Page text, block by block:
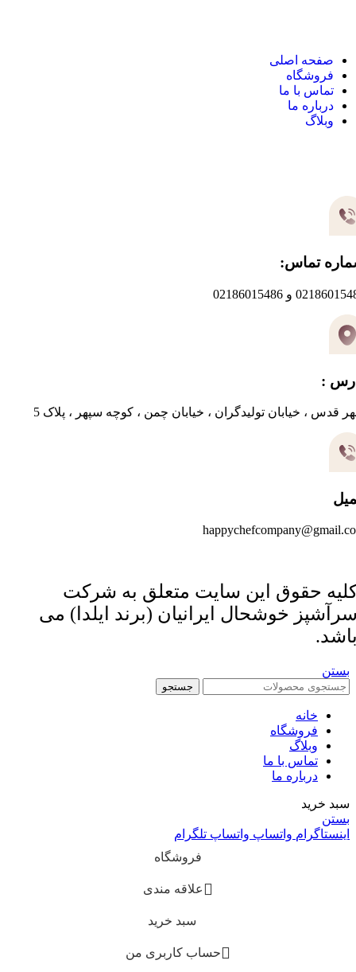
صفحه اصلی
فروشگاه
تماس با ما
درباره ما
وبلاگ
تماس:
و 02186015486
:
قدس ، خیابان تولیدگران ، خیابان چمن ، کوچه سپهر ، پلاک 5
حقوق این سایت متعلق به شرکت
خوشحال ایرانیان (برند ایلدا) می
بستن
جستجو
خانه
فروشگاه
وبلاگ
تماس با ما
درباره ما
سبد خرید
بستن
اینستاگرام واتساپ واتساپ تلگرام
فروشگاه
علاقه مندی
سبد خرید
حساب کاربری من